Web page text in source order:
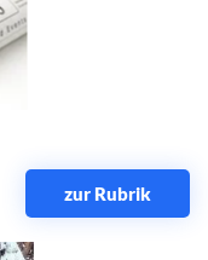
zur Rubrik